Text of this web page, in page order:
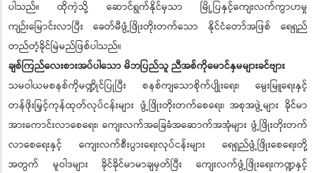
ပါသည်။ ထိုကဲ့သို့ ဆောင်ရွက်နိုင်မှသာ မြို့ပြနှင့်ကျေးလက်ကွာဟမှု
ကျဉ်းမြောင်းလာပြီး ခေတ်မီဖွံ့ဖြိုးတိုးတက်သော နိုင်ငံတော်အဖြစ် ရေရှည်
တည်တံ့ခိုင်မြဲမည်ဖြစ်ပါသည်။
ချစ်ကြည်လေးစားအပ်ပါသော မိဘပြည်သူ ညီအစ်ကိုမောင်နှမများခင်ဗျား
သမဝါယမစနစ်ကိုမဏ္ဍိုင်ပြုပြီး စနစ်ကျသောစိုက်ပျိုးရေး၊ မွေးမြူရေးနှင့်
တန်ဖိုးမြှင့်ကုန်ထုတ်လုပ်ငန်းများ ဖွံ့ဖြိုးတိုးတက်စေရေး၊ အစုအဖွဲ့များ ခိုင်မာ
အားကောင်းလာစေရေး၊ ကျေးလက်အခြေခံအဆောက်အအုံများ ဖွံ့ဖြိုးတိုးတက်
လာစေရေးနှင့် ကျေးလက်စီးပွားရေးလုပ်ငန်းများ ရေရှည်ဖွံ့ဖြိုးစေရေးတို့
အတွက် မူဝါဒများ ခိုင်ခိုင်မာမာချမှတ်ပြီး ကျေးလက်ဖွံ့ဖြိုးရေးကဏ္ဍနှင့်